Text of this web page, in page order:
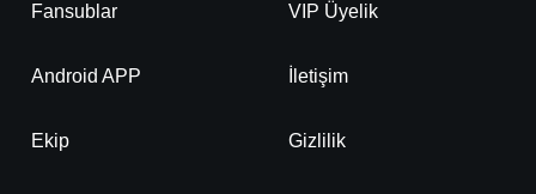
Fansublar VIP Üyelik
Android APP İletişim
Ekip Gizlilik